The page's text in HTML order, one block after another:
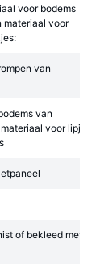
voor bodems
materiaal voor
van
van
voor lipjes
of bekleed met